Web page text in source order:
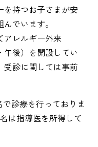
を持つお子さまが安
でいます。
アレルギー外来
午後）を開設してい
受診に関しては事前
診療を行っておりま
は指導医を所得して